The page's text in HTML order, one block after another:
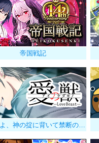
帝国戦記
愛の獣よ、神の掟に背いて禁断の果実を貪れ